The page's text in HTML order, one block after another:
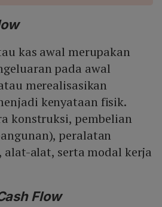
kas awal merupakan
pada awal
merealisasikan
kenyataan fisik.
konstruksi, pembelian
peralatan
alat-alat, serta modal kerja
Flow